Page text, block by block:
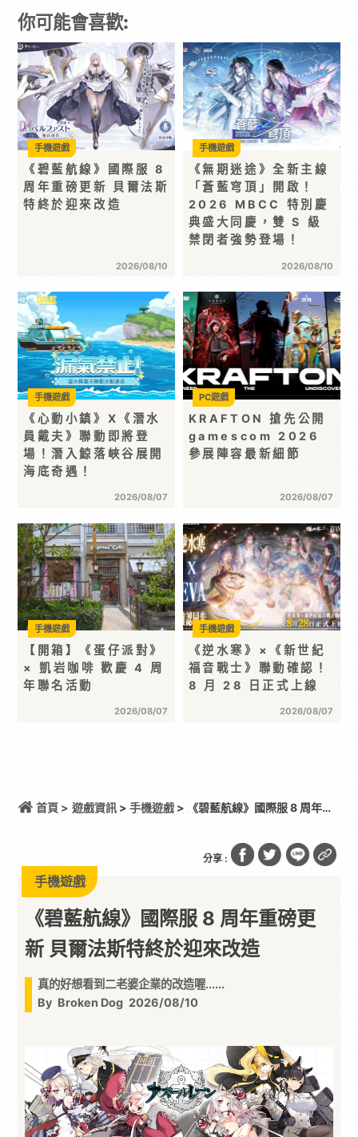
你可能會喜歡:
《碧藍航線》國際服 8
周年重磅更新 貝爾法斯
特終於迎來改造
2026/08/10
手機遊戲
《無期迷途》全新主線
「蒼藍穹頂」開啟！
2026 MBCC 特別慶
典盛大同慶，雙 S 級
禁閉者強勢登場！
2026/08/10
手機遊戲
《心動小鎮》X《潛水
員戴夫》聯動即將登
場！潛入鯨落峽谷展開
海底奇遇！
2026/08/07
手機遊戲
KRAFTON 搶先公開
gamescom 2026
參展陣容最新細節
2026/08/07
PC遊戲
【開箱】《蛋仔派對》
× 凱岩咖啡 歡慶 4 周
年聯名活動
2026/08/07
手機遊戲
《逆水寒》×《新世紀
福音戰士》聯動確認！
8 月 28 日正式上線
2026/08/07
手機遊戲
首頁 > 遊戲資訊> 手機遊戲> 《碧藍航線》國際服 8 周年重
分享 :
手機遊戲
《碧藍航線》國際服 8 周年重磅更
新 貝爾法斯特終於迎來改造
真的好想看到二老婆企業的改造喔......
By Broken Dog 2026/08/10